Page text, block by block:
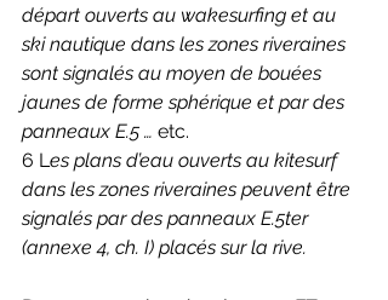
départ ouverts au wakesurfing et au
ski nautique dans les zones riveraines
sont signalés au moyen de bouées
jaunes de forme sphérique et par des
panneaux E.5 … etc.
6 Les plans d’eau ouverts au kitesurf
dans les zones riveraines peuvent être
signalés par des panneaux E.5ter
(annexe 4, ch. I) placés sur la rive.